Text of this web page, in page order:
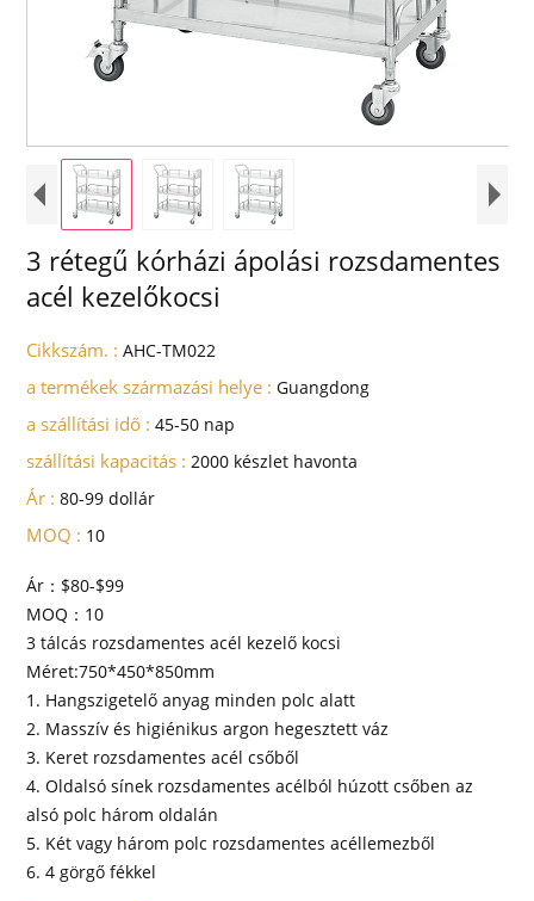
3 rétegű kórházi ápolási rozsdamentes
acél kezelőkocsi
Cikkszám. : AHC-TM022
a termékek származási helye : Guangdong
a szállítási idő : 45-50 nap
szállítási kapacitás : 2000 készlet havonta
Ár : 80-99 dollár
MOQ : 10
Ár：$80-$99
MOQ：10
3 tálcás rozsdamentes acél kezelő kocsi
Méret:750*450*850mm
1. Hangszigetelő anyag minden polc alatt
2. Masszív és higiénikus argon hegesztett váz
3. Keret rozsdamentes acél csőből
4. Oldalsó sínek rozsdamentes acélból húzott csőben az
alsó polc három oldalán
5. Két vagy három polc rozsdamentes acéllemezből
6. 4 görgő fékkel